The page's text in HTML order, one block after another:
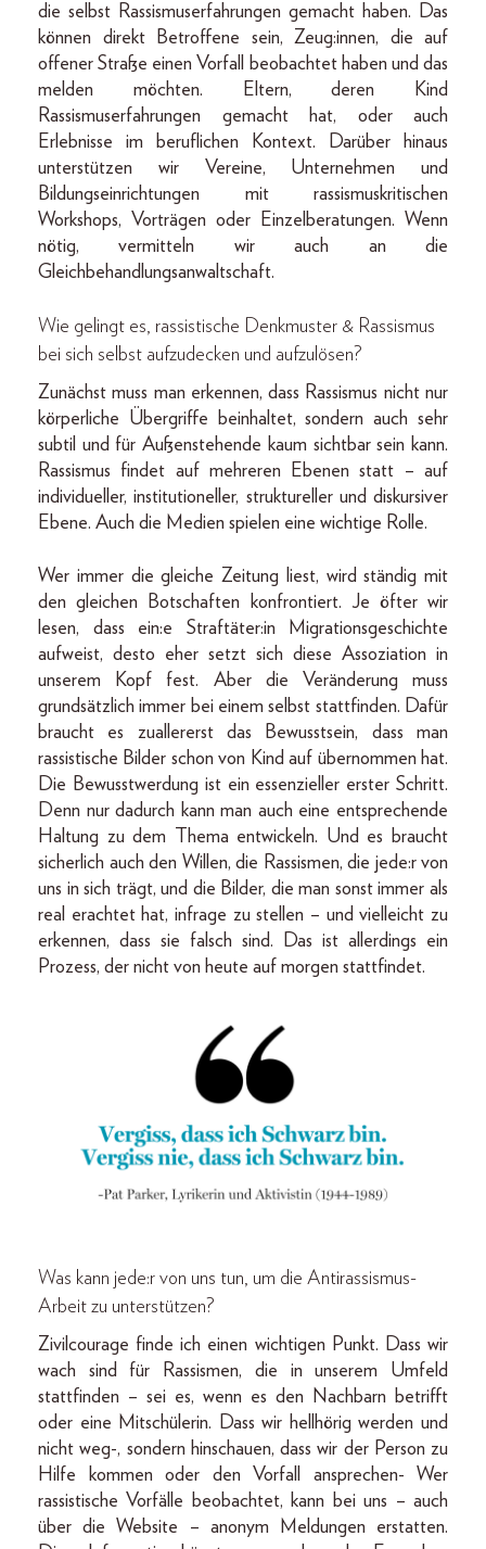
die selbst Rassismuserfahrungen gemacht haben. Das
können direkt Betroffene sein, Zeug:innen, die auf
offener Straße einen Vorfall beobachtet haben und das
melden möchten. Eltern, deren Kind
Rassismuserfahrungen gemacht hat, oder auch
Erlebnisse im beruflichen Kontext. Darüber hinaus
unterstützen wir Vereine, Unternehmen und
Bildungseinrichtungen mit rassismuskritischen
Workshops, Vorträgen oder Einzelberatungen. Wenn
nötig, vermitteln wir auch an die
Gleichbehandlungsanwaltschaft.
Wie gelingt es, rassistische Denkmuster & Rassismus
bei sich selbst aufzudecken und aufzulösen?
Zunächst muss man erkennen, dass Rassismus nicht nur
körperliche Übergriffe beinhaltet, sondern auch sehr
subtil und für Außenstehende kaum sichtbar sein kann.
Rassismus findet auf mehreren Ebenen statt – auf
individueller, institutioneller, struktureller und diskursiver
Ebene. Auch die Medien spielen eine wichtige Rolle.
Wer immer die gleiche Zeitung liest, wird ständig mit
den gleichen Botschaften konfrontiert. Je öfter wir
lesen, dass ein:e Straftäter:in Migrationsgeschichte
aufweist, desto eher setzt sich diese Assoziation in
unserem Kopf fest. Aber die Veränderung muss
grundsätzlich immer bei einem selbst stattfinden. Dafür
braucht es zuallererst das Bewusstsein, dass man
rassistische Bilder schon von Kind auf übernommen hat.
Die Bewusstwerdung ist ein essenzieller erster Schritt.
Denn nur dadurch kann man auch eine entsprechende
Haltung zu dem Thema entwickeln. Und es braucht
sicherlich auch den Willen, die Rassismen, die jede:r von
uns in sich trägt, und die Bilder, die man sonst immer als
real erachtet hat, infrage zu stellen – und vielleicht zu
erkennen, dass sie falsch sind. Das ist allerdings ein
Prozess, der nicht von heute auf morgen stattfindet.
Was kann jede:r von uns tun, um die Antirassismus-
Arbeit zu unterstützen?
Zivilcourage finde ich einen wichtigen Punkt. Dass wir
wach sind für Rassismen, die in unserem Umfeld
stattfinden – sei es, wenn es den Nachbarn betrifft
oder eine Mitschülerin. Dass wir hellhörig werden und
nicht weg-, sondern hinschauen, dass wir der Person zu
Hilfe kommen oder den Vorfall ansprechen- Wer
rassistische Vorfälle beobachtet, kann bei uns – auch
über die Website – anonym Meldungen erstatten.